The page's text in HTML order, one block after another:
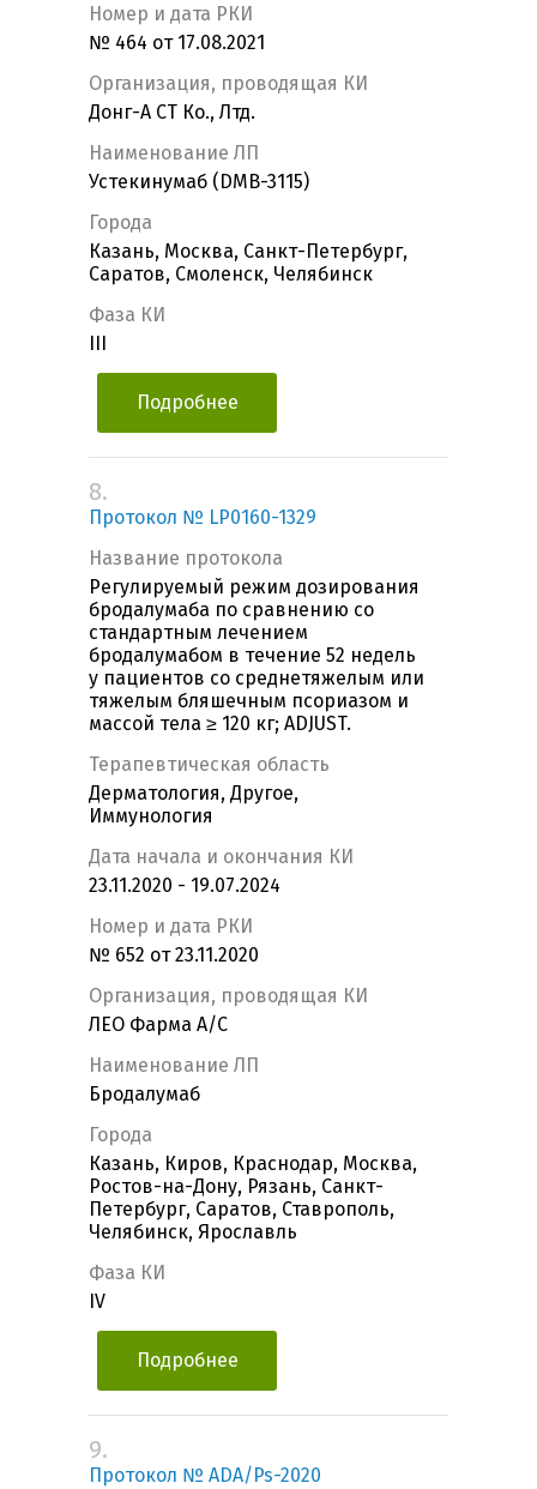
Номер и дата РКИ
№ 464 от 17.08.2021
Организация, проводящая КИ
Донг-А СТ Ко., Лтд.
Наименование ЛП
Устекинумаб (DMB-3115)
Города
Казань, Москва, Санкт-Петербург,
Саратов, Смоленск, Челябинск
Фаза КИ
Подробнее
8.
Протокол № LP0160-1329
Название протокола
Регулируемый режим дозирования
бродалумаба по сравнению со
стандартным лечением
бродалумабом в течение 52 недель
у пациентов со среднетяжелым или
тяжелым бляшечным псориазом и
массой тела ≥ 120 кг; ADJUST.
Терапевтическая область
Дерматология, Другое,
Иммунология
Дата начала и окончания КИ
23.11.2020 - 19.07.2024
Номер и дата РКИ
№ 652 от 23.11.2020
Организация, проводящая КИ
ЛЕО Фарма А/С
Наименование ЛП
Бродалумаб
Города
Казань, Киров, Краснодар, Москва,
Ростов-на-Дону, Рязань, Санкт-
Петербург, Саратов, Ставрополь,
Челябинск, Ярославль
Фаза КИ
IV
Подробнее
9.
Протокол № ADA/Ps-2020